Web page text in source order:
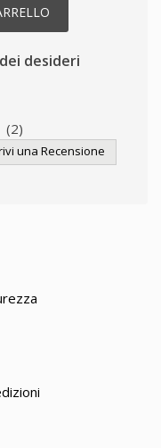
desideri
(2)
una Recensione